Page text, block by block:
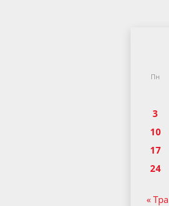
Пн
3
10
17
24
« Тра